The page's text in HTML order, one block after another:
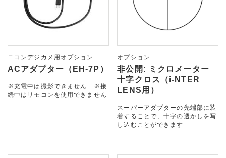
ニコンデジカメ用オプション
ACアダプター（EH-7P）
※充電中は撮影できません ※接
続中はリモコンを使用できません
オプション
非公開: ミクロメーター
十字クロス（i-NTER
LENS用）
スーパーアダプターの先端部に装
着することで、十字の透かしを写
し込むことができます